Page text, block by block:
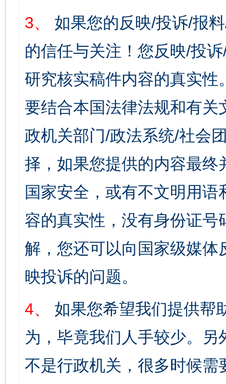
3、
如果您的反映/投诉/报
的信任与关注！您反映/投
研究核实稿件内容的真实
要结合本国法律法规和有关
政机关部门/政法系统/社会
择，如果您提供的内容最
国家安全，或有不文明用
容的真实性，没有身份证
解，您还可以向国家级媒
映投诉的问题。
4、
如果您希望我们提供帮
为，毕竟我们人手较少。
不是行政机关，很多时候